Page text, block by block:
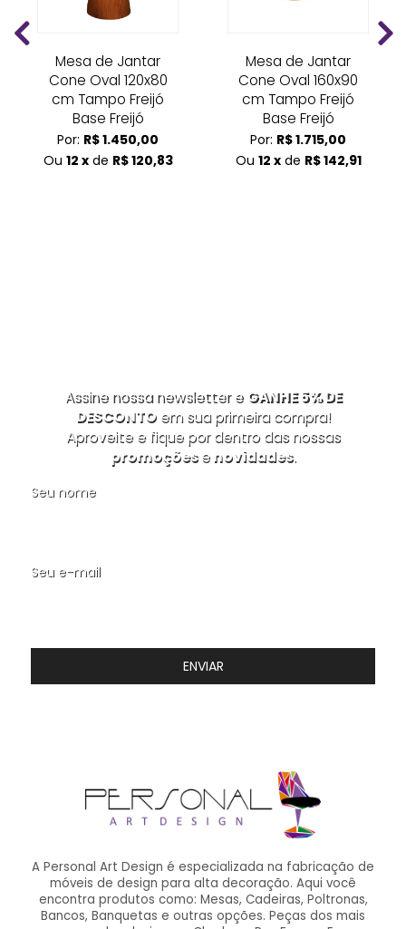
Mesa de Jantar
Cone Oval 120x80
cm Tampo Freijó
Base Freijó
Por: R$ 1.450,00
Ou 12 xde R$ 120,83
Mesa de Jantar
Cone Oval 160x90
cm Tampo Freijó
Base Freijó
Por: R$ 1.715,00
Ou 12 xde R$ 142,91
Assine nossa newsletter e GANHE 5% DE
DESCONTOem sua primeira compra!
Aproveite e fique por dentro das nossas
promoçõesenovidades.
Seu nome
Seu e-mail
ENVIAR
A Personal Art Design é especializada na fabricação de
móveis de design para alta decoração. Aqui você
encontra produtos como: Mesas, Cadeiras, Poltronas,
Bancos, Banquetas e outras opções. Peças dos mais